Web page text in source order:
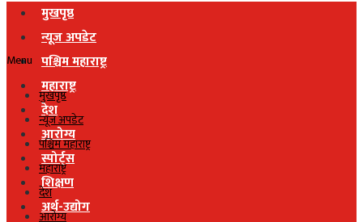
मुखपृष्ठ
न्यूज अपडेट
पश्चिम महाराष्ट्र
महाराष्ट्र
देश
आरोग्य
स्पोर्ट्स
शिक्षण
अर्थ-उद्योग
Menu
मुखपृष्ठ
न्यूज अपडेट
पश्चिम महाराष्ट्र
महाराष्ट्र
देश
आरोग्य